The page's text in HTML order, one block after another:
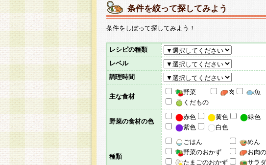
条件を絞って探してみよう
条件をしぼって探してみよう！
レシピの種類
レベル
調理時間
主な食材
野菜 肉
魚
くだもの
野菜の食材の色
赤色 黄色
緑色
紫色
白色
種類
ごはん めん
野菜のおかず
お肉
たまごのおかず
サラダ